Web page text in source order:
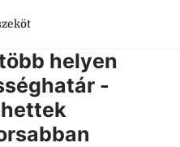
helyen
-